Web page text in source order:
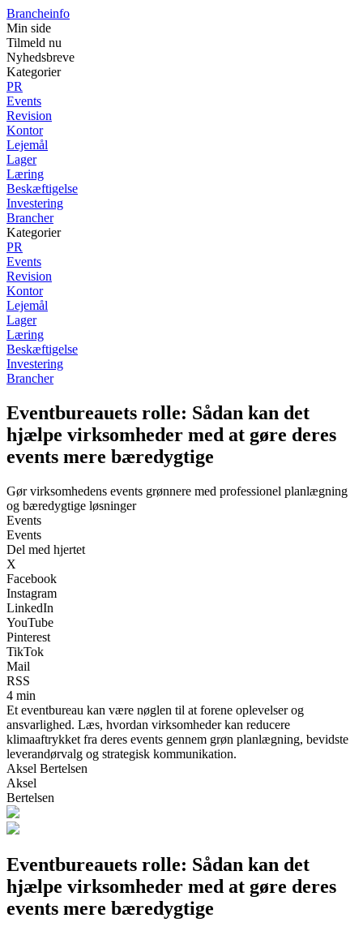
Brancheinfo
Min side
Tilmeld nu
Nyhedsbreve
Kategorier
PR
Events
Revision
Kontor
Lejemål
Lager
Læring
Beskæftigelse
Investering
Brancher
Kategorier
PR
Events
Revision
Kontor
Lejemål
Lager
Læring
Beskæftigelse
Investering
Brancher
Eventbureauets rolle: Sådan kan det
hjælpe virksomheder med at gøre deres
events mere bæredygtige
Gør virksomhedens events grønnere med professionel planlægning
og bæredygtige løsninger
Events
Events
Del med hjertet
X
Facebook
Instagram
LinkedIn
YouTube
Pinterest
TikTok
Mail
RSS
4 min
Et eventbureau kan være nøglen til at forene oplevelser og
ansvarlighed. Læs, hvordan virksomheder kan reducere
klimaaftrykket fra deres events gennem grøn planlægning, bevidste
leverandørvalg og strategisk kommunikation.
Aksel Bertelsen
Aksel
Bertelsen
Eventbureauets rolle: Sådan kan det
hjælpe virksomheder med at gøre deres
events mere bæredygtige